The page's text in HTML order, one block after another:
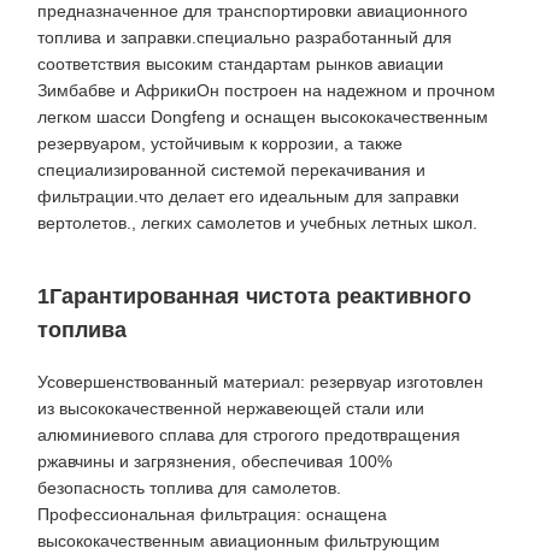
предназначенное для транспортировки авиационного
топлива и заправки.специально разработанный для
соответствия высоким стандартам рынков авиации
Зимбабве и АфрикиОн построен на надежном и прочном
легком шасси Dongfeng и оснащен высококачественным
резервуаром, устойчивым к коррозии, а также
специализированной системой перекачивания и
фильтрации.что делает его идеальным для заправки
вертолетов., легких самолетов и учебных летных школ.
1Гарантированная чистота реактивного
топлива
Усовершенствованный материал: резервуар изготовлен
из высококачественной нержавеющей стали или
алюминиевого сплава для строгого предотвращения
ржавчины и загрязнения, обеспечивая 100%
безопасность топлива для самолетов.
Профессиональная фильтрация: оснащена
высококачественным авиационным фильтрующим